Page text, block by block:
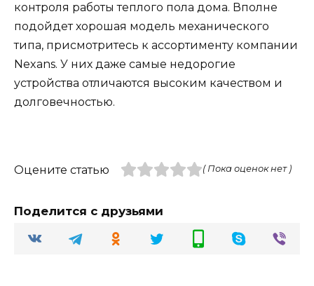
контроля работы теплого пола дома. Вполне
подойдет хорошая модель механического
типа, присмотритесь к ассортименту компании
Nexans. У них даже самые недорогие
устройства отличаются высоким качеством и
долговечностью.
Оцените статью ( Пока оценок нет )
Поделится с друзьями